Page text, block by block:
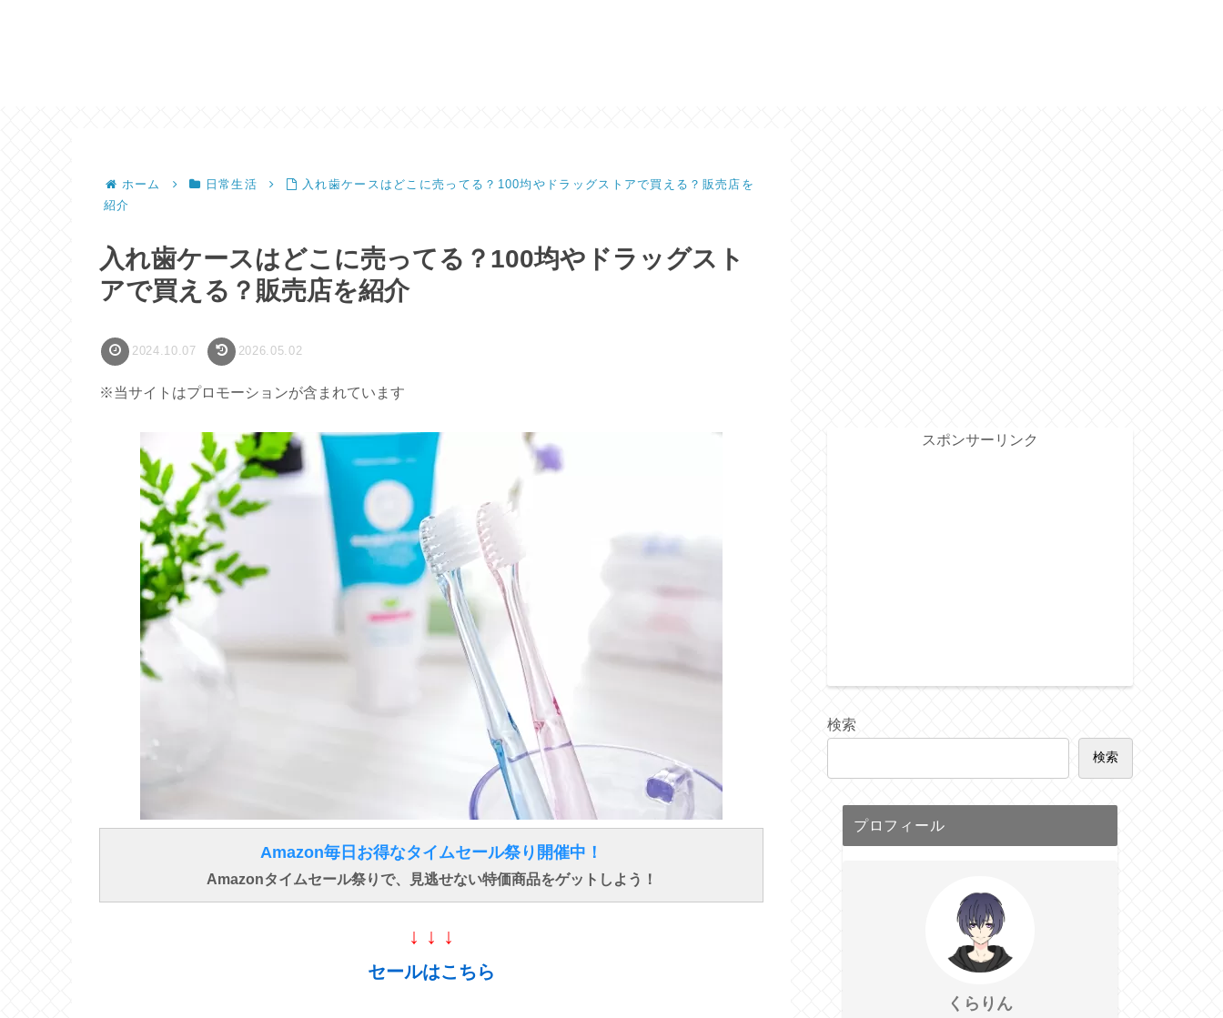
ホーム 日常生活
入れ歯ケースはどこに売ってる？100均やドラッグストアで買える？販売店を
紹介
入れ歯ケースはどこに売ってる？100均やドラッグスト
アで買える？販売店を紹介
2024.10.07 2026.05.02
※当サイトはプロモーションが含まれています
Amazon毎日お得なタイムセール祭り開催中！
Amazonタイムセール祭りで、見逃せない特価商品をゲットしよう！
↓ ↓ ↓
セールはこちら
スポンサーリンク
検索
検索
プロフィール
くらりん